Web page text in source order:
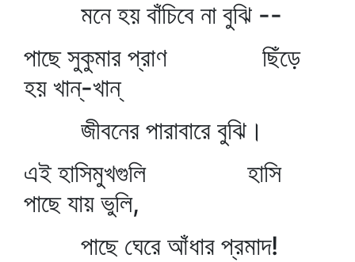
মনে হয় বাঁচিবে না বুঝি --
পাছে সুকুমার প্রাণ ছিঁড়ে
হয় খান্‌-খান্‌
জীবনের পারাবারে বুঝি।
এই হাসিমুখগুলি হাসি
পাছে যায় ভুলি,
পাছে ঘেরে আঁধার প্রমাদ!